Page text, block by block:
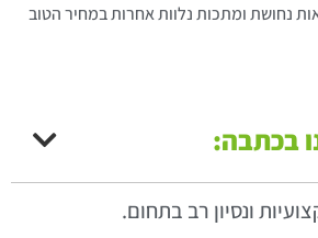
נחושת ומתכות נלוות אחרות במחיר הטוב
בכתבה:
ונסיון רב בתחום.